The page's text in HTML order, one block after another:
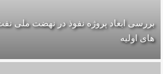
بررسی ابعاد پروژه نفوذ در نهضت ملی
های اولیه